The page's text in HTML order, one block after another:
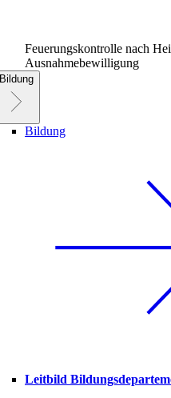
Feuerungskontrolle nach
Ausnahmebewilligung
Bildung
Bildung
Leitbild